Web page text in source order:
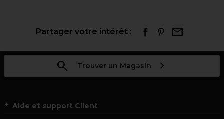
Partager votre intérêt :
Trouver un Magasin
Aide et support Client